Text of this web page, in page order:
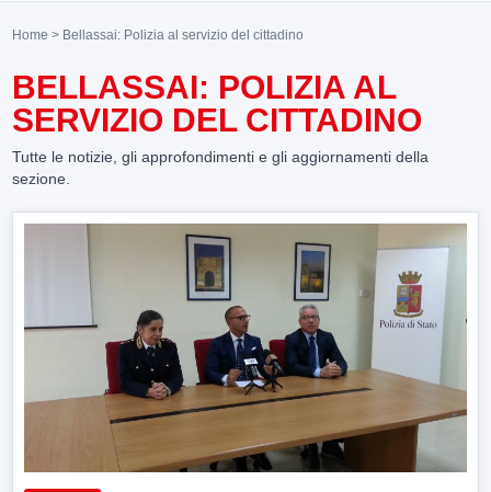
Home > Bellassai: Polizia al servizio del cittadino
BELLASSAI: POLIZIA AL
SERVIZIO DEL CITTADINO
Tutte le notizie, gli approfondimenti e gli aggiornamenti della
sezione.